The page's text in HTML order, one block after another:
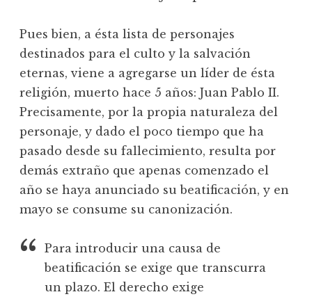
Pues bien, a ésta lista de personajes
destinados para el culto y la salvación
eternas, viene a agregarse un líder de ésta
religión, muerto hace 5 años: Juan Pablo II.
Precisamente, por la propia naturaleza del
personaje, y dado el poco tiempo que ha
pasado desde su fallecimiento, resulta por
demás extraño que apenas comenzado el
año se haya anunciado su beatificación, y en
mayo se consume su canonización.
Para introducir una causa de
beatificación se exige que transcurra
un plazo. El derecho exige